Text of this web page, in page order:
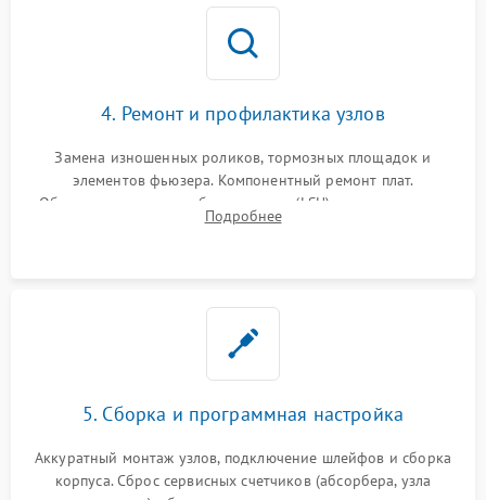
4. Ремонт и профилактика узлов
Замена изношенных роликов, тормозных площадок и
элементов фьюзера. Компонентный ремонт плат.
Обязательная очистка блока лазера (LSU), зеркал и тракта
печати от просыпанного тонера и бумажной пыли.
Подробнее
5. Сборка и программная настройка
Аккуратный монтаж узлов, подключение шлейфов и сборка
корпуса. Сброс сервисных счетчиков (абсорбера, узла